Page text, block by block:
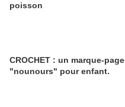
poisson
CROCHET : un marque-page
"nounours" pour enfant.